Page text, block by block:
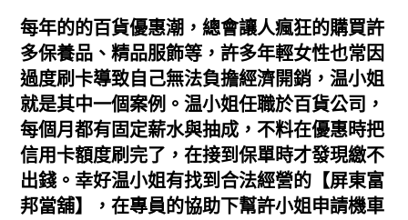
每年的的百貨優惠潮，總會讓人瘋狂的購買許
多保養品、精品服飾等，許多年輕女性也常因
過度刷卡導致自己無法負擔經濟開銷，温小姐
就是其中一個案例。温小姐任職於百貨公司，
每個月都有固定薪水與抽成，不料在優惠時把
信用卡額度刷完了，在接到保單時才發現繳不
出錢。幸好温小姐有找到合法經營的【屏東富
邦當舖】，在專員的協助下幫許小姐申請機車